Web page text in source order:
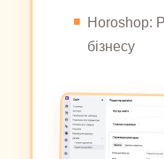
Horoshop:
бізнесу